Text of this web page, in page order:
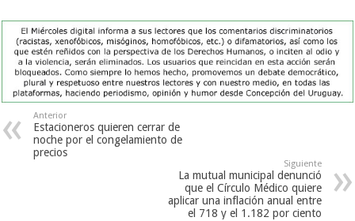
Anterior
Estacioneros quieren cerrar de
noche por el congelamiento de
precios
Siguiente
La mutual municipal denunció
que el Círculo Médico quiere
aplicar una inflación anual entre
el 718 y el 1.182 por ciento